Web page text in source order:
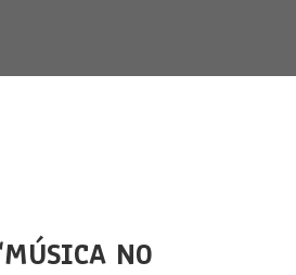
NO